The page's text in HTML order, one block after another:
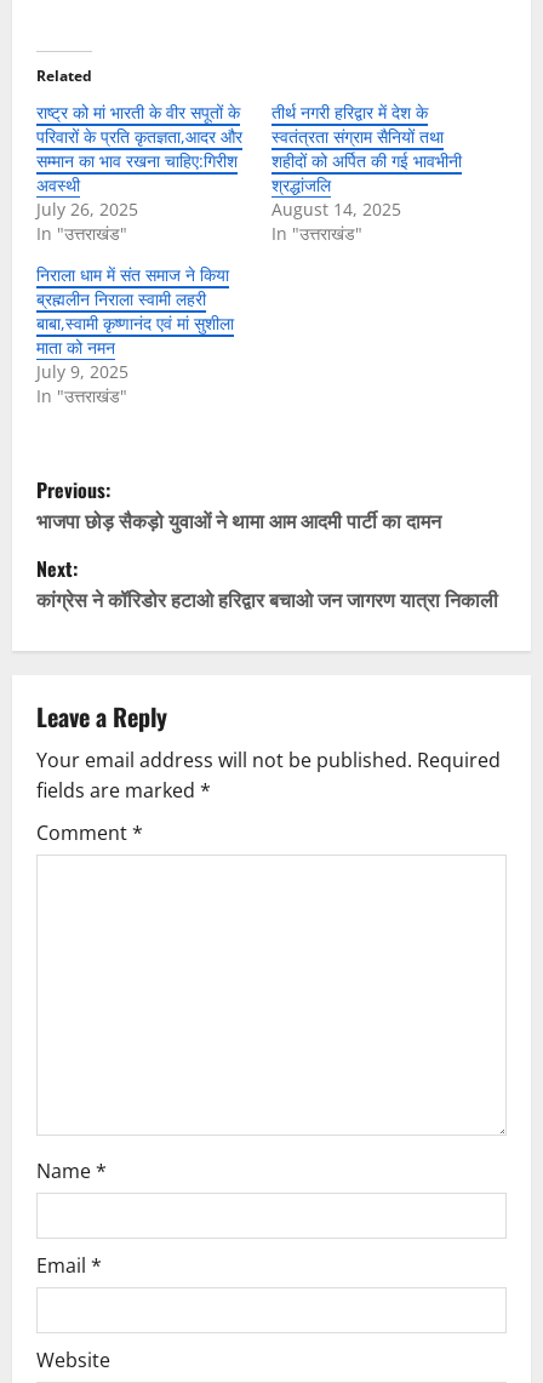
Related
राष्ट्र को मां भारती के वीर सपूतों के
परिवारों के प्रति कृतज्ञता,आदर और
सम्मान का भाव रखना चाहिए:गिरीश
अवस्थी
July 26, 2025
In "उत्तराखंड"
तीर्थ नगरी हरिद्वार में देश के
स्वतंत्रता संग्राम सैनियों तथा
शहीदों को अर्पित की गई भावभीनी
श्रद्धांजलि
August 14, 2025
In "उत्तराखंड"
निराला धाम में संत समाज ने किया
ब्रह्मलीन निराला स्वामी लहरी
बाबा,स्वामी कृष्णानंद एवं मां सुशीला
माता को नमन
July 9, 2025
In "उत्तराखंड"
P
o
s
a
v
i
n
Previous:
भाजपा छोड़ सैकड़ो युवाओं ने थामा आम आदमी पार्टी का दामन
Next:
कांग्रेस ने कॉरिडोर हटाओ हरिद्वार बचाओ जन जागरण यात्रा निकाली
Leave a Reply
Your email address will not be published. Required
fields are marked *
Comment*
Name*
Email *
Website